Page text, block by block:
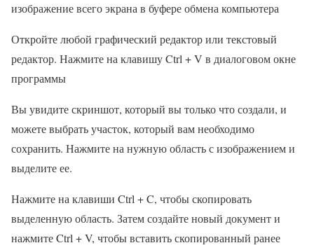
изображение всего экрана в буфере обмена компьютера
Откройте любой графический редактор или текстовый
редактор. Нажмите на клавишу Ctrl + V в диалоговом окне
программы
Вы увидите скриншот, который вы только что создали, и
можете выбрать участок, который вам необходимо
сохранить. Нажмите на нужную область с изображением и
выделите ее.
Нажмите на клавиши Ctrl + C, чтобы скопировать
выделенную область. Затем создайте новый документ и
нажмите Ctrl + V, чтобы вставить скопированный ранее